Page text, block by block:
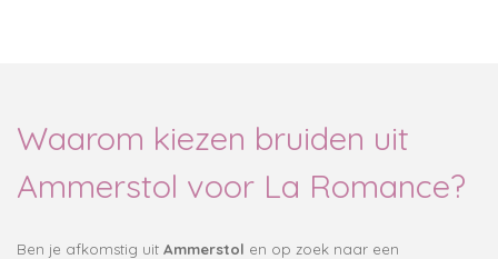
Waarom kiezen bruiden uit
Ammerstol voor La Romance?
Ben je afkomstig uit Ammerstol en op zoek naar een